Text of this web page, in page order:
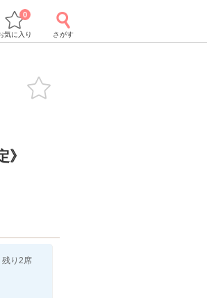
気に入り
0
さがす
残り2席